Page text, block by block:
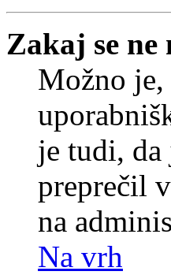
Zakaj se
Možno
je tudi,
preprečil
na
Na vrh